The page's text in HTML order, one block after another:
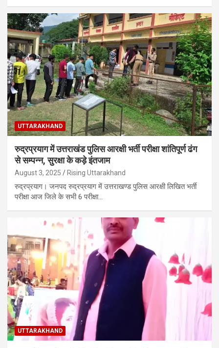
UTTARAKHAND
रुद्रप्रयाग में उत्तराखंड पुलिस आरक्षी भर्ती परीक्षा शांतिपूर्ण ढंग
से सम्पन्न, सुरक्षा के कड़े इंतजाम
August 3, 2025 Rising Uttarakhand
रुद्रप्रयाग। जनपद रुद्रप्रयाग में उत्तराखण्ड पुलिस आरक्षी लिखित भर्ती
परीक्षा आज जिले के सभी 6 परीक्षा…
UTTARAKHAND